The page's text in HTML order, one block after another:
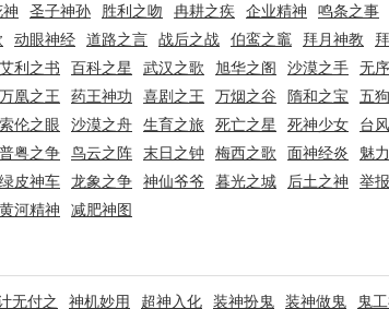
圣子神孙 胜利之吻 冉耕之疾 企业精神 鸣条之事
动眼神经 道路之言 战后之战 伯鸾之竈 拜月神教
艾利之书 百科之星 武汉之歌 旭华之阁 沙漠之手 无
万凰之王 药王神功 喜剧之王 万烟之谷 隋和之宝 五
索伦之眼 沙漠之舟 生育之旅 死亡之星 死神少女 台
普粤之争 鸟云之阵 末日之钟 梅西之歌 面神经炎 魅
绿皮神车 龙象之争 神仙爷爷 暮光之城 后土之神 举
黄河精神 减肥神图
无付之 神机妙用 超神入化 装神扮鬼 装神做鬼 鬼